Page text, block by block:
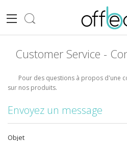
Customer Service -
Pour des questions à propos d'une
sur nos produits.
Envoyez un message
Objet